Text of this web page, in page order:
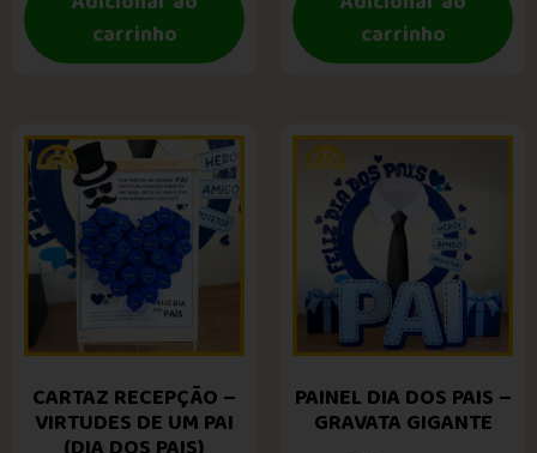
carrinho
carrinho
CARTAZ RECEPÇÃO –
VIRTUDES DE UM PAI
PAINEL DIA DOS PAIS –
GRAVATA GIGANTE